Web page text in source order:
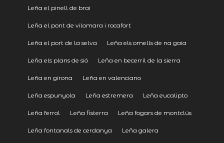
Leña el pinell de brai
Leña el pont de vilomara i rocafort
Leña el port de la selva Leña els omells de na gaia
Leña els plans de sió Leña en becerril de la sierra
Leña en girona Leña en valenciano
Leña espunyola Leña estremera Leña eucalipto
Leña ferrol Leña fisterra Leña fogars de montclús
Leña fontanals de cerdanya Leña galera